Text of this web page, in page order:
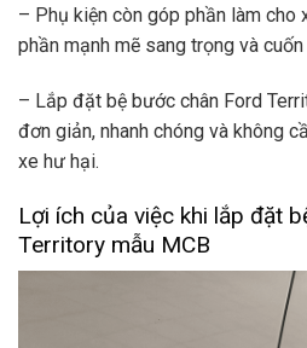
– Phụ kiện còn góp phần làm cho
phần mạnh mẽ sang trọng và cuốn
– Lắp đặt bệ bước chân Ford
đơn giản, nhanh chóng và không
xe hư hại.
Lợi ích của việc khi lắp đặt
Territory mẫu MCB